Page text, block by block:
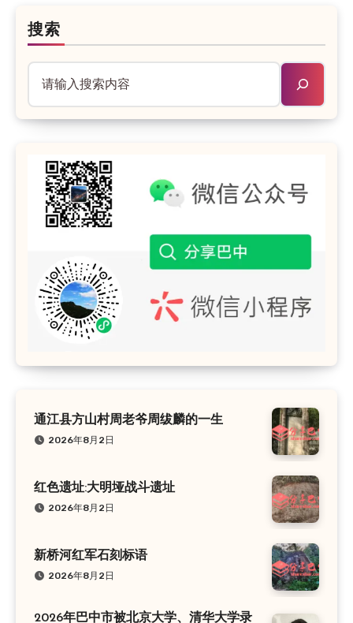
页
搜索
通江县方山村周老爷周绂麟的一生
2026年8月2日
红色遗址:大明垭战斗遗址
2026年8月2日
新桥河红军石刻标语
2026年8月2日
2026年巴中市被北京大学、清华大学录